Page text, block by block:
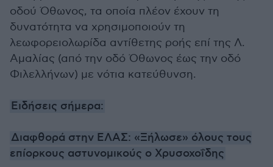
οδού Όθωνος, τα οποία πλέον έχουν τη
δυνατότητα να χρησιμοποιούν τη
λεωφορειολωρίδα αντίθετης ροής επί της Λ.
Αμαλίας (από την οδό Όθωνος έως την οδό
Φιλελλήνων) με νότια κατεύθυνση.
Ειδήσεις σήμερα:
Διαφθορά στην ΕΛΑΣ: «Ξήλωσε» όλους τους
επίορκους αστυνομικούς ο Χρυσοχοΐδης